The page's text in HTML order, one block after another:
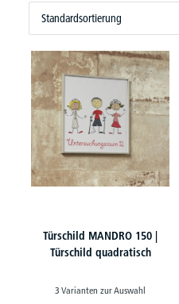
Türschild MANDRO 150 |
Türschild quadratisch
3 Varianten zur Auswahl